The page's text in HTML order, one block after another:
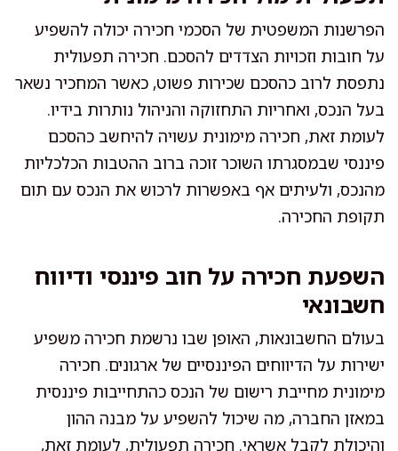
הפרשנות המשפטית של הסכמי חכירה יכולה להשפיע
על חובות וזכויות הצדדים להסכם. חכירה תפעולית
נתפסת לרוב כהסכם שכירות פשוט, כאשר המחכיר נשאר
בעל הנכס, ואחריות התחזוקה והניהול נותרות בידיו.
לעומת זאת, חכירה מימונית עשויה להיחשב כהסכם
פיננסי שבמסגרתו השוכר זוכה ברוב ההטבות הכלכליות
מהנכס, ולעיתים אף באפשרות לרכוש את הנכס עם תום
תקופת החכירה.
השפעת חכירה על חוב פיננסי ודיווח
חשבונאי
בעולם החשבונאות, האופן שבו נרשמת חכירה משפיע
ישירות על הדיווחים הפיננסיים של ארגונים. חכירה
מימונית מחייבת רישום של הנכס כהתחייבות פיננסית
במאזן החברה, מה שיכול להשפיע על מבנה ההון
והיכולת לקבל אשראי. חכירה תפעולית, לעומת זאת,